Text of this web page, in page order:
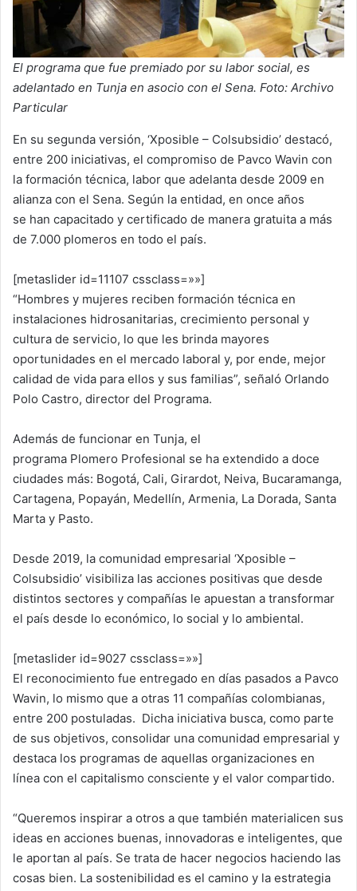
El programa que fue premiado por su labor social, es
adelantado en Tunja en asocio con el Sena. Foto: Archivo
Particular
En su segunda versión, ‘Xposible – Colsubsidio’ destacó,
entre 200 iniciativas, el compromiso de Pavco Wavin con
la formación técnica, labor que adelanta desde 2009 en
alianza con el Sena. Según la entidad, en once años
se han capacitado y certificado de manera gratuita a más
de 7.000 plomeros en todo el país.
[metaslider id=11107 cssclass=»»]
“Hombres y mujeres reciben formación técnica en
instalaciones hidrosanitarias, crecimiento personal y
cultura de servicio, lo que les brinda mayores
oportunidades en el mercado laboral y, por ende, mejor
calidad de vida para ellos y sus familias”, señaló Orlando
Polo Castro, director del Programa.
Además de funcionar en Tunja, el
programa Plomero Profesional se ha extendido a doce
ciudades más: Bogotá, Cali, Girardot, Neiva, Bucaramanga,
Cartagena, Popayán, Medellín, Armenia, La Dorada, Santa
Marta y Pasto.
Desde 2019, la comunidad empresarial ‘Xposible –
Colsubsidio’ visibiliza las acciones positivas que desde
distintos sectores y compañías le apuestan a transformar
el país desde lo económico, lo social y lo ambiental.
[metaslider id=9027 cssclass=»»]
El reconocimiento fue entregado en días pasados a Pavco
Wavin, lo mismo que a otras 11 compañías colombianas,
entre 200 postuladas. Dicha iniciativa busca, como parte
de sus objetivos, consolidar una comunidad empresarial y
destaca los programas de aquellas organizaciones en
línea con el capitalismo consciente y el valor compartido.
“Queremos inspirar a otros a que también materialicen sus
ideas en acciones buenas, innovadoras e inteligentes, que
le aportan al país. Se trata de hacer negocios haciendo las
cosas bien. La sostenibilidad es el camino y la estrategia